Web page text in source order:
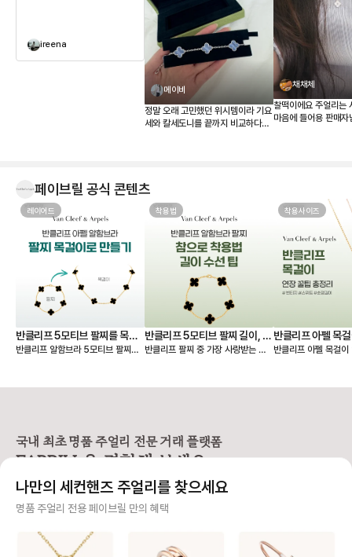
ireena
메이비
정말 오래 고민했던 위시템이라 기요
세와 칼세도니를 끝까지 비교하다가
템’이라고 하는지 알 것 같습니다 💎
한 번에 비교할 수 있어서 연식, 컨디
션, 구성품, 가격까지 꼼꼼하게 따져
보고 가장 마음에 드는 제품을 선택
할 수 있었던 점이 좋았습니다. 좋은
판매자분을 만나 상태도 기대 이상이
첫 반클리프를 기분 좋게 들이게 되
었네요. 오래오래 아껴 차겠습니다!
채채체
찰떡이에요 주얼리는
마음에 들어용 판매자
페이브릴 공식 콘텐츠
레이어드
반클리프 5모티브 팔찌를 목걸
이로 만들기 - 실착비교, 연장체
반클리프 알함브라 5모티브 팔찌를
10모티브 목걸이가 하나 더 생긴 기
프 팔찌를 목걸이로 바꾸는 방법
1️⃣ 6모티브 목걸이 반클리프 알함브
팔찌 + 알함브라 빈티지 목걸이) -
팔찌 고리를 → 목걸이 클로버 쪽에
걸어주세요. - 목걸이 고리를 → 팔
인으로 5모티브 목걸이 - 연장체인
을 별도로 구매, 팔찌에 연결하여 목
착용법
반클리프 5모티브 팔찌 길이, 착
용팁-참으로 착용 vs 길이 수선
반클리프 팔찌 중 가장 사랑받는 제
닉스 모델 등 매장 구매 시 웨이팅 디
즈를 선택할 수 없고 총 길이 19cm
로 스펙이 동일해요. 손목이 얇은 분
요, 저 역시 오닉스 5모티브 팔찌를
😉 [반클리프 알함브라 5모티브 팔
· 클로버 안쪽에 잠금 고리를 걸어 참
처럼 연출하는 방법 · 클로버가 찰랑
착용사이즈
반클리프 아펠 목
총정리
반클리프 아펠 목걸
해 드릴 거예요 ✨ 그중에서도 특히
티브를 기준으로 양
크기가 작아 2·3cm
국내 최초 명품 주얼리 전문 거래 플랫폼
FABRILL을 경험해 보세요.
사기 걱정 없는 안전 결제
니면 반환해 드려요.
나만의 세컨핸즈 주얼리를 찾으세요
명품 주얼리 전용 페이브릴 만의 혜택